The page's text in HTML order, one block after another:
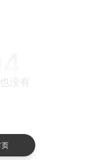
没有
页